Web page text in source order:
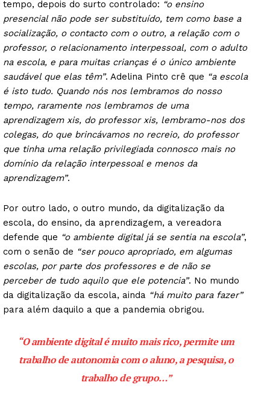
tempo, depois do surto controlado: “o ensino
presencial não pode ser substituído, tem como base a
socialização, o contacto com o outro, a relação com o
professor, o relacionamento interpessoal, com o adulto
na escola, e para muitas crianças é o único ambiente
saudável que elas têm”. Adelina Pinto crê que “a escola
é isto tudo. Quando nós nos lembramos do nosso
tempo, raramente nos lembramos de uma
aprendizagem xis, do professor xis, lembramo-nos dos
colegas, do que brincávamos no recreio, do professor
que tinha uma relação privilegiada connosco mais no
domínio da relação interpessoal e menos da
aprendizagem”.
Por outro lado, o outro mundo, da digitalização da
escola, do ensino, da aprendizagem, a vereadora
defende que “o ambiente digital já se sentia na escola”,
com o senão de “ser pouco apropriado, em algumas
escolas, por parte dos professores e de não se
perceber de tudo aquilo que ele potencia”. No mundo
da digitalização da escola, ainda “há muito para fazer”
para além daquilo a que a pandemia obrigou.
“O ambiente digital é muito mais rico, permite um
trabalho de autonomia com o aluno, a pesquisa, o
trabalho de grupo…”